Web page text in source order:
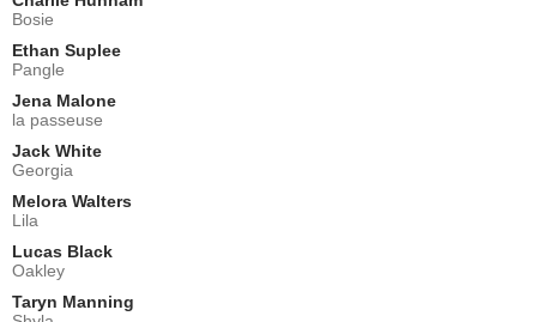
Bosie
Ethan Suplee
Pangle
Jena Malone
la passeuse
Jack White
Georgia
Melora Walters
Lila
Lucas Black
Oakley
Taryn Manning